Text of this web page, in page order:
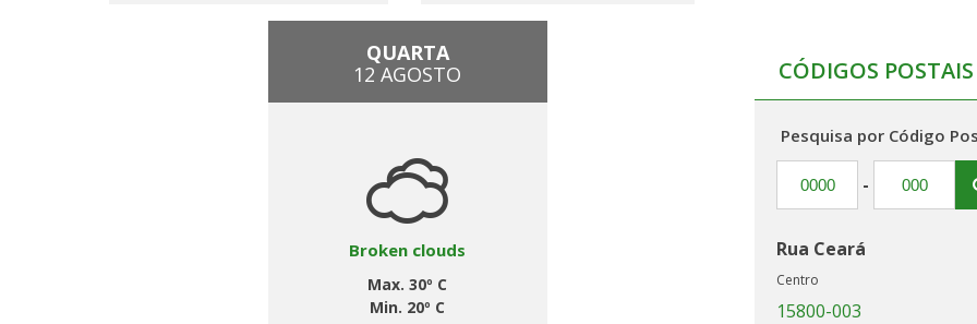
QUARTA
12 AGOSTO
Broken clouds
Max. 30º C
Min. 20º C
CÓDIGOS POSTAIS
Pesquisa por Código
-
Rua Ceará
Centro
15800-003